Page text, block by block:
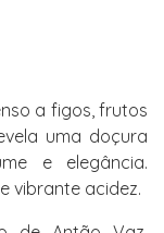
a figos, frutos
uma doçura
e elegância.
vibrante acidez.